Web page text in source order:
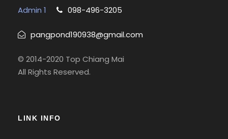
Admin 1
098-496-3205
pangpond190938@gmail.com
© 2014-2020 Top Chiang Mai
All Rights Reserved.
LINK INFO